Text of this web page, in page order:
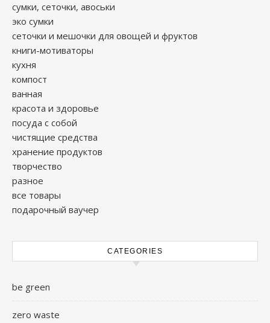
сумки, сеточки, авоськи
эко сумки
сеточки и мешочки для овощей и фруктов
книги-мотиваторы
кухня
компост
ванная
красота и здоровье
посуда с собой
чистящие средства
хранение продуктов
творчество
разное
все товары
подарочный ваучер
CATEGORIES
be green
zero waste